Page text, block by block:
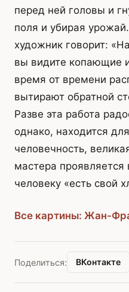
перед ней головы и
поля и убирая
художник говорит:
вы видите копающие
время от времени
вытирают обратной
Разве эта работа
однако, находится
человечность,
мастера проявляется
человеку «есть свой
Все картины: Жан-
Поделиться: ВКонтакте